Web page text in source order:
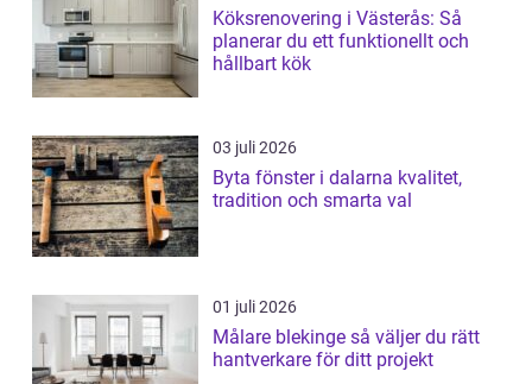
Köksrenovering i Västerås: Så
planerar du ett funktionellt och
hållbart kök
03 juli 2026
Byta fönster i dalarna kvalitet,
tradition och smarta val
01 juli 2026
Målare blekinge så väljer du rätt
hantverkare för ditt projekt